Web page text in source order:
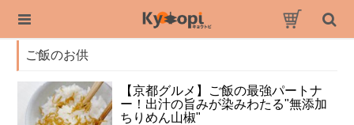
ご飯のお供
【京都グルメ】ご飯の最強パートナ
ー！出汁の旨みが染みわたる"無添加
ちりめん山椒"